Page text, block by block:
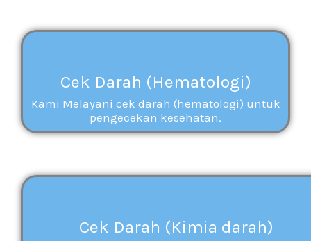
Cek Darah (Hematologi)
Kami Melayani cek darah (hematologi) untuk
pengecekan kesehatan.
Cek Darah (Kimia darah)